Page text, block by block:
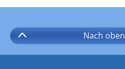
Nach oben